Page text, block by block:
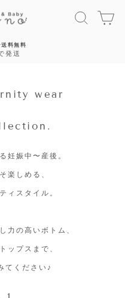
探す
料無料
発送
wear
妊娠中〜産後。
楽しめる、
ィスタイル。
力の高いボトム、
ップスまで、
てください♪